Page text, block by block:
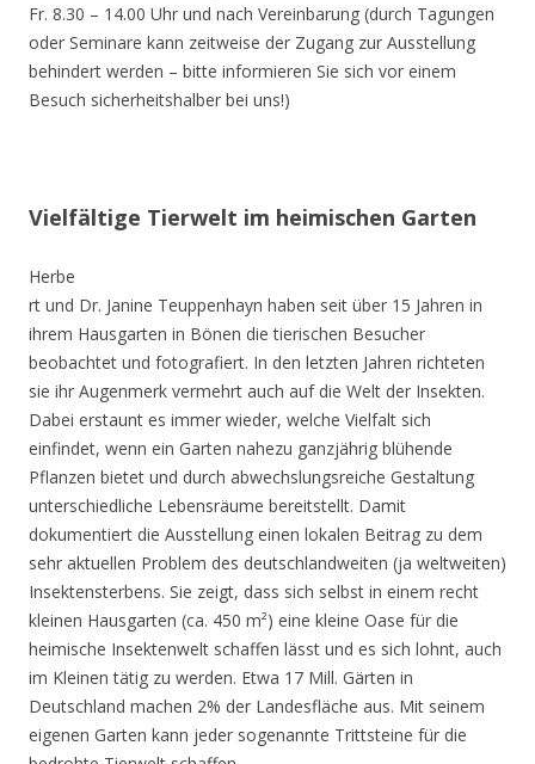
Fr. 8.30 – 14.00 Uhr und nach Vereinbarung (durch Tagungen
oder Seminare kann zeitweise der Zugang zur Ausstellung
behindert werden – bitte informieren Sie sich vor einem
Besuch sicherheitshalber bei uns!)
Vielfältige Tierwelt im heimischen Garten
Herbe
rt und Dr. Janine Teuppenhayn haben seit über 15 Jahren in
ihrem Hausgarten in Bönen die tierischen Besucher
beobachtet und fotografiert. In den letzten Jahren richteten
sie ihr Augenmerk vermehrt auch auf die Welt der Insekten.
Dabei erstaunt es immer wieder, welche Vielfalt sich
einfindet, wenn ein Garten nahezu ganzjährig blühende
Pflanzen bietet und durch abwechslungsreiche Gestaltung
unterschiedliche Lebensräume bereitstellt. Damit
dokumentiert die Ausstellung einen lokalen Beitrag zu dem
sehr aktuellen Problem des deutschlandweiten (ja weltweiten)
Insektensterbens. Sie zeigt, dass sich selbst in einem recht
kleinen Hausgarten (ca. 450 m²) eine kleine Oase für die
heimische Insektenwelt schaffen lässt und es sich lohnt, auch
im Kleinen tätig zu werden. Etwa 17 Mill. Gärten in
Deutschland machen 2% der Landesfläche aus. Mit seinem
eigenen Garten kann jeder sogenannte Trittsteine für die